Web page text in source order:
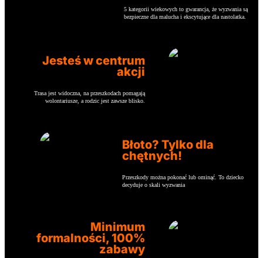
5 kategorii wiekowych to gwarancja, że wyzwania są
bezpieczne dla malucha i ekscytujące dla nastolatka.
Jesteś w centrum
akcji
Trasa jest widoczna, na przeszkodach pomagają
wolontariusze, a rodzic jest zawsze blisko.
Błoto? Tylko dla
chętnych!
Przeszkody można pokonać lub ominąć. To dziecko
decyduje o skali wyzwania
Minimum
formalności, 100%
zabawy